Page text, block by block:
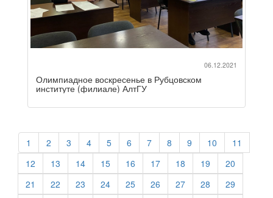
06.12.2021
Олимпиадное воскресенье в Рубцовском
институте (филиале) АлтГУ
1 2 3 4 5 6 7 8 9 10
11
12
13 14 15 16 17 18 19
20
21
22 23 24 25 26 27 28
29